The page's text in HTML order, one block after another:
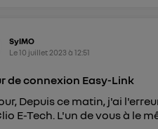
SylMO
Le10 juillet 2023 à12:51
de connexion Easy-Link
Depuis ce matin, j'ai
E-Tech. L'un de vous à le